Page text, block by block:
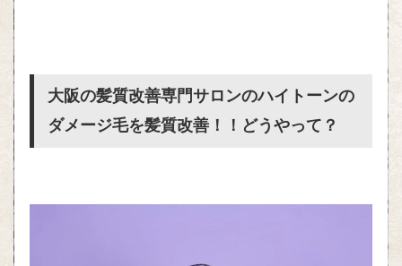
大阪の髪質改善専門サロンのハイトーンの
ダメージ毛を髪質改善！！どうやって？